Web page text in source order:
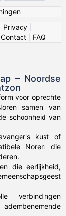
Privacy
Contact FAQ
– Noordse
voor oprechte
samen van
schoonheid van
kust of
Noren die
die eerlijkheid,
verbindingen